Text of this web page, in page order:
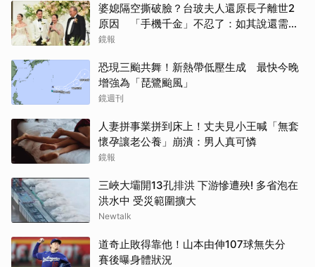
婆媳隔空撕破臉？台玻夫人還原長子離世2
原因 「手機千金」不忍了：如其說還需要
離開嗎？
鏡報
恐現三颱共舞！新熱帶低壓生成 最快今晚
增強為「琵鷺颱風」
鏡週刊
人妻拼事業拼到床上！丈夫見小王喊「無套
懷孕讓老公養」崩潰：男人真可憐
鏡報
三峽大壩開13孔排洪 下游慘遭殃! 多省泡在
洪水中 受災範圍擴大
Newtalk
道奇止敗得靠他！山本由伸107球無失分
賽後曝身體狀況